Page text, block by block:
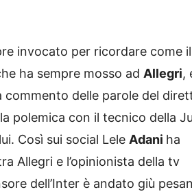
invocato per ricordare come
ha sempre mosso ad Allegri,
commento delle parole del
polemica con il tecnico della
Così sui social Lele Adani ha
Allegri e l’opinionista della tv
dell’Inter è andato giù